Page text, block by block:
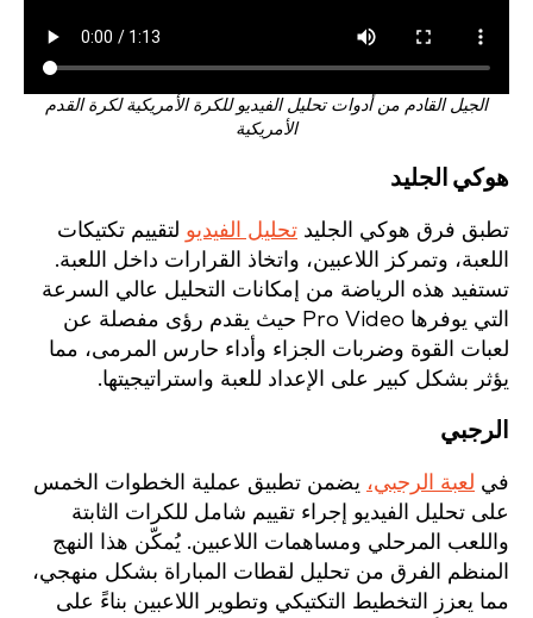
الجيل القادم من أدوات تحليل الفيديو للكرة الأمريكية لكرة القدم
الأمريكية
هوكي الجليد
تطبق فرق هوكي الجليد تحليل الفيديو لتقييم تكتيكات
اللعبة، وتمركز اللاعبين، واتخاذ القرارات داخل اللعبة.
تستفيد هذه الرياضة من إمكانات التحليل عالي السرعة
التي يوفرها Pro Video حيث يقدم رؤى مفصلة عن
لعبات القوة وضربات الجزاء وأداء حارس المرمى، مما
يؤثر بشكل كبير على الإعداد للعبة واستراتيجيتها.
الرجبي
في لعبة الرجبي، يضمن تطبيق عملية الخطوات الخمس
على تحليل الفيديو إجراء تقييم شامل للكرات الثابتة
واللعب المرحلي ومساهمات اللاعبين. يُمكّن هذا النهج
المنظم الفرق من تحليل لقطات المباراة بشكل منهجي،
مما يعزز التخطيط التكتيكي وتطوير اللاعبين بناءً على